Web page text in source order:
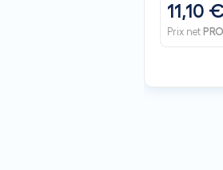
11,10
Prix net PRO